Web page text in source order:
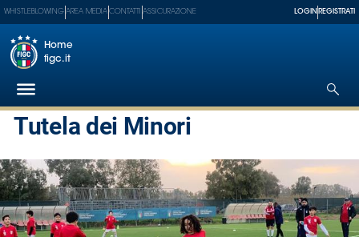
Federazione
Nazionali
Partner
WHISTLEBLOWING AREA MEDIA CONTATTI ASSICURAZIONE LOGIN REGISTRATI
Home
figc.it
Tutela dei Minori